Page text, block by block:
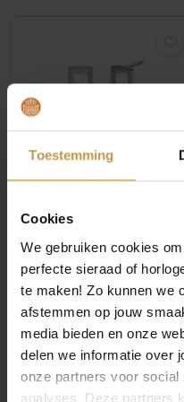
Toestemming
Cookies
We gebruiken cookies
perfecte sieraad of
te maken! Zo kunnen we
afstemmen op jouw
media bieden en onze
delen we informatie over
onze partners voor
analyses. Deze partners
€89,00
BOCCIA 05106-02
OORSTEKERS
TITANIUM BICOLOR
Direct leverbaar, 1
werkdag